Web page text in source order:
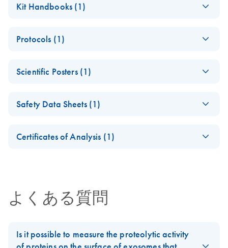
Kit Handbooks (1)
Handbook
vesicles (EVs) from animal and human plasma and serum
Protocols (1)
plasma, or up to 8 mL of cerebrospinal fluid (CSF), or up
supernatant.
Scientific Posters (1)
eyer_Poster.p
Safety Data Sheets (1)
Certificates of Analysis (1)
よくある質問
Is it possible to measure the proteolytic activity